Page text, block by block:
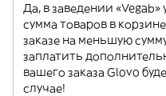
Да, в заведении
сумма товаров в
заказе на меньшую
заплатить
вашего заказа Glovo
случае!